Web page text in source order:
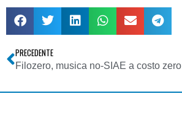
PRECEDENTE
Filozero, musica no-SIAE a costo zero